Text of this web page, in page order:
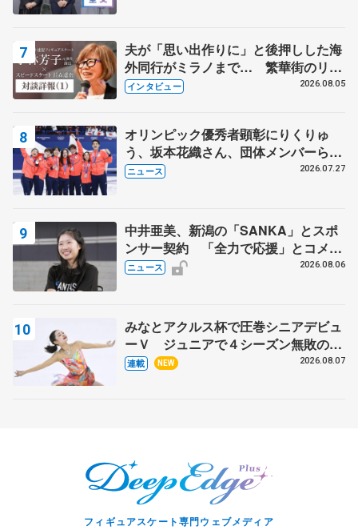
夫が「思い出作りに」と後押しした海
外同行がミラノまで… 繁華街のリン
クでは不良のお兄さんも味方に 小林
インタビュー 2026.08.05
オリンピック優秀者顕彰にりくりゅ
う、坂本花織さん、団体メンバーら
8月7日に文科省が表彰式、ブルーノ・
ニュース 2026.07.27
中井亜美、新潟の「SANKA」とスポ
ンサー契約 「全力で応援」とコメン
ト
ニュース 2026.08.06
みなとアクルス杯で圧巻シニアデビュ
ーＶ ジュニアで４シーズン無敗の島
田麻央
連載 NEW 2026.08.07
フィギュアスケート専門ウェブメディア